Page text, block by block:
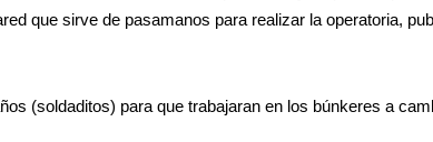
que sirve de pasamanos para realizar la operatoria,
(soldaditos) para que trabajaran en los búnkeres a